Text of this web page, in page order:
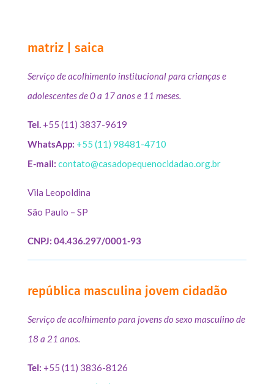
matriz | saica
Serviço de acolhimento institucional para crianças e
adolescentes de 0 a 17 anos e 11 meses.
Tel.+55 (11) 3837-9619
WhatsApp: +55 (11) 98481-4710
E-mail: contato@casadopequenocidadao.org.br
Vila Leopoldina
São Paulo – SP
CNPJ: 04.436.297/0001-93
república masculina jovem cidadão
Serviço de acolhimento para jovens do sexo masculino de
18 a 21 anos.
Tel: +55 (11) 3836-8126